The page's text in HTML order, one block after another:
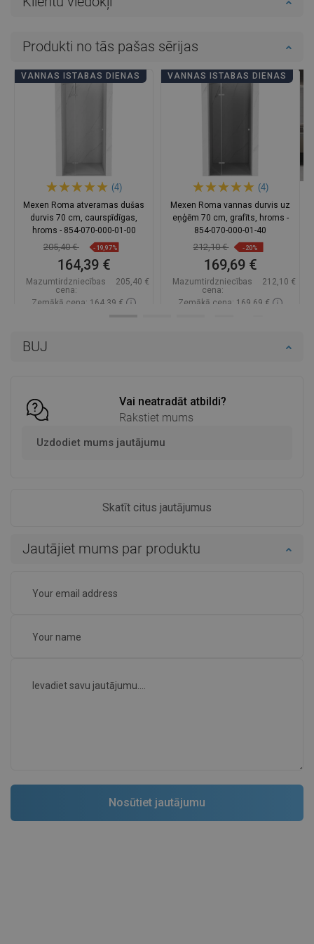
BUJ
Vai neatradāt atbildi?
Rakstiet mums
Uzdodiet mums jautājumu
Skatīt citus jautājumus
Jautājiet mums par produktu
Produkti no tās pašas sērijas
VANNAS ISTABAS DIENAS
(4)
Mexen Roma atveramas dušas
durvis 70 cm, caurspīdīgas,
hroms - 854-070-000-01-00
205,40 € -19,97%
164,39 €
Mazumtirdzniecības
cena:
205,40 €
Zemākā cena: 164,39 €
VANNAS ISTABAS DIENAS
(4)
Mexen Roma vannas durvis uz
eņģēm 70 cm, grafīts, hroms -
854-070-000-01-40
212,10 € -20%
169,69 €
Mazumtirdzniecības
cena:
212,10 €
Zemākā cena: 169,69 €